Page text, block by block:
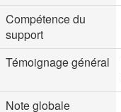
Compétence du
support
Témoignage général
Note globale